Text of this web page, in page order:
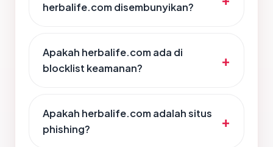
herbalife.com disembunyikan?
Apakah herbalife.com ada di
blocklist keamanan?
Apakah herbalife.com adalah situs
phishing?